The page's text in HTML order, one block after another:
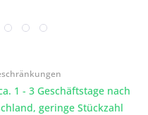
1 - 3 Geschäftstage nach
geringe Stückzahl